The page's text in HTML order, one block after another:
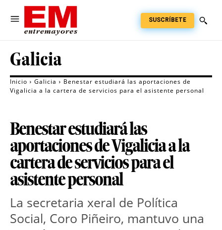
SUSCRÍBETE
Galicia
Inicio Galicia
Benestar estudiará las aportaciones de
Vigalicia a la cartera de servicios para el asistente personal
Benestar estudiará las
aportaciones de Vigalicia a la
cartera de servicios para el
asistente personal
La secretaria xeral de Política
Social, Coro Piñeiro, mantuvo una